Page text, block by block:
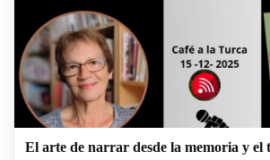
El arte de narrar desde la memoria y